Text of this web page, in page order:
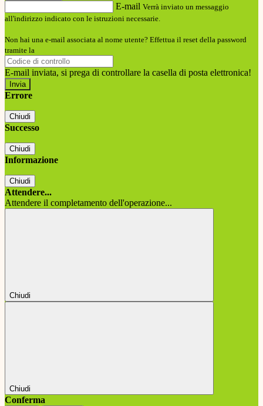
E-mail Verrà inviato un messaggio
all'indirizzo indicato con le istruzioni necessarie.
Non hai una e-mail associata al nome utente? Effettua il reset della password
tramite la
E-mail inviata, si prega di controllare la casella di posta elettronica!
Errore
Chiudi
Successo
Chiudi
Informazione
Chiudi
Attendere...
Attendere il completamento dell'operazione...
Chiudi
Chiudi
Conferma